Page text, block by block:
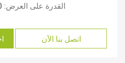
القدرة على العرض:
اتصل بنا الآن